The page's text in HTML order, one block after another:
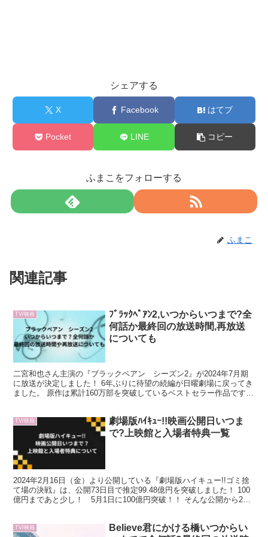
シェアする
X Facebook はてブ
Pocket LINE コピー
ふまこをフォローする
ふまこ
関連記事
TV/映画
ﾌﾞﾗｯｸﾍﾟｱﾝ2,いつからいつまで?全
何話か最終回の放送時間,再放送
についても
二宮和也さん主演の『ブラックペアン シーズン2』が2024年7月期
に放送が決定しました！ 6年ぶりに待望の続編が日曜劇場に戻ってき
ました。 原作は累計160万部を突破しているベストセラー作品です。
TV/映画
劇場版ﾊｲｷｭｰ!!映画公開日いつま
で?上映館と入場者特典一覧
2024年2月16日（金）より公開している『劇場版ハイキュー!!ゴミ捨
て場の決戦』は、公開73日目で推定99.48億円を突破しました！ 100
億円まであと少し！ 5月1日に100億円突破！！ そんな公開から2か
TV/映画
Believe君にかける橋いつからい